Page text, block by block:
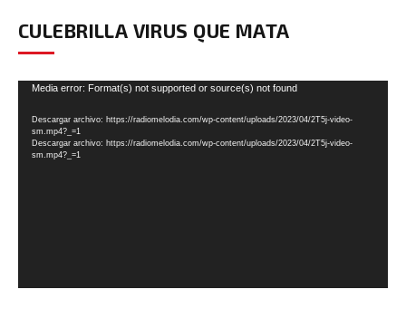
CULEBRILLA VIRUS QUE MATA
Reproductor
vídeo
Media error: Format(s) not supported or source(s) not found
Descargar archivo: https://radiomelodia.com/wp-content/uploads/2023/04/2T5j-video-
sm.mp4?_=1
Descargar archivo: https://radiomelodia.com/wp-content/uploads/2023/04/2T5j-video-
sm.mp4?_=1